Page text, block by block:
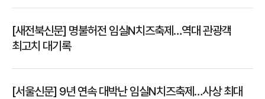
[새전북신문] 명불허전 임실N치즈축제…역대 관광객
최고치 대기록
[서울신문] 9년 연속 대박난 임실N치즈축제…사상 최대